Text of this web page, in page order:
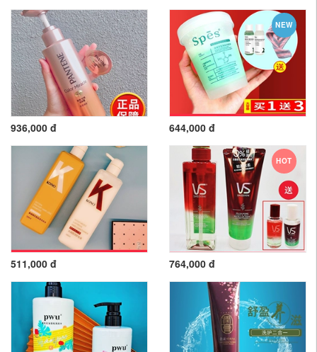
936,000 đ
NEW
644,000 đ
511,000 đ
HOT
764,000 đ